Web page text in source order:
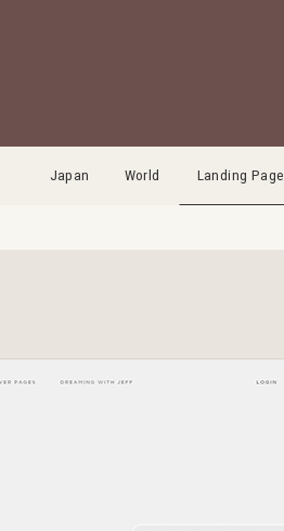
Japan World Landing Page